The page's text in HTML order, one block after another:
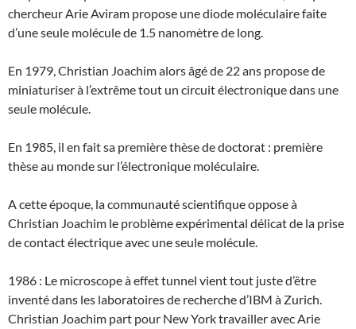
chercheur Arie Aviram propose une diode moléculaire faite
d’une seule molécule de 1.5 nanomètre de long.
En 1979, Christian Joachim alors âgé de 22 ans propose de
miniaturiser à l’extrême tout un circuit électronique dans une
seule molécule.
En 1985, il en fait sa première thèse de doctorat : première
thèse au monde sur l’électronique moléculaire.
A cette époque, la communauté scientifique oppose à
Christian Joachim le problème expérimental délicat de la prise
de contact électrique avec une seule molécule.
1986 : Le microscope à effet tunnel vient tout juste d’être
inventé dans les laboratoires de recherche d’IBM à Zurich.
Christian Joachim part pour New York travailler avec Arie